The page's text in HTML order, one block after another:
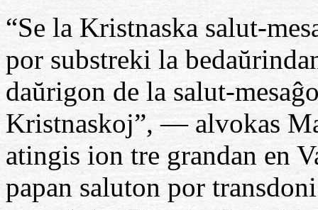
“Se la Kristnaska salut-
por substreki la
daŭrigon de la salut-
Kristnaskoj”, — alvokas
atingis ion tre grandan en
papan saluton por